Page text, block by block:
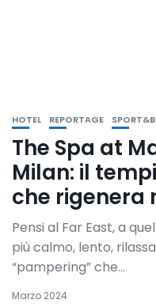
HOTEL REPORTAGE
The Spa at
Milan: il
che rigenera
Pensi al Far East, a
più calmo, lento,
“pampering” che...
Marzo 2024